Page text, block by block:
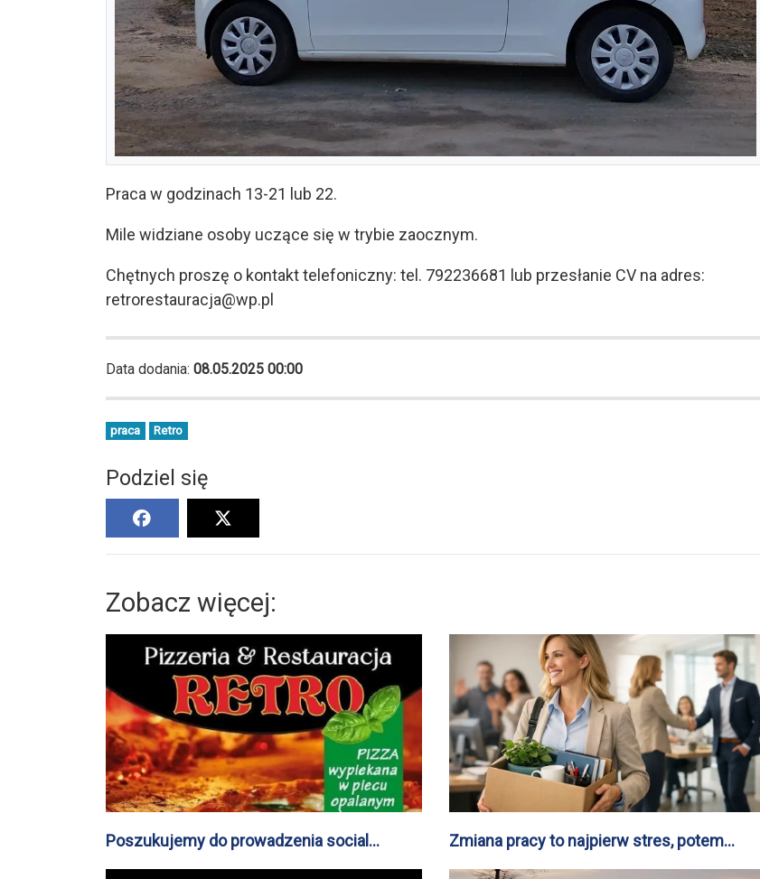
Praca w godzinach 13-21 lub 22.
Mile widziane osoby uczące się w trybie zaocznym.
Chętnych proszę o kontakt telefoniczny: tel. 792236681 lub przesłanie CV na adres:
retrorestauracja@wp.pl
Data dodania: 08.05.2025 00:00
praca Retro
Podziel się
Zobacz więcej:
Poszukujemy do prowadzenia social
mediów w branży gastronomicznej
Zmiana pracy to najpierw stres, potem
satysfakcja – 70% pracowników biurowych